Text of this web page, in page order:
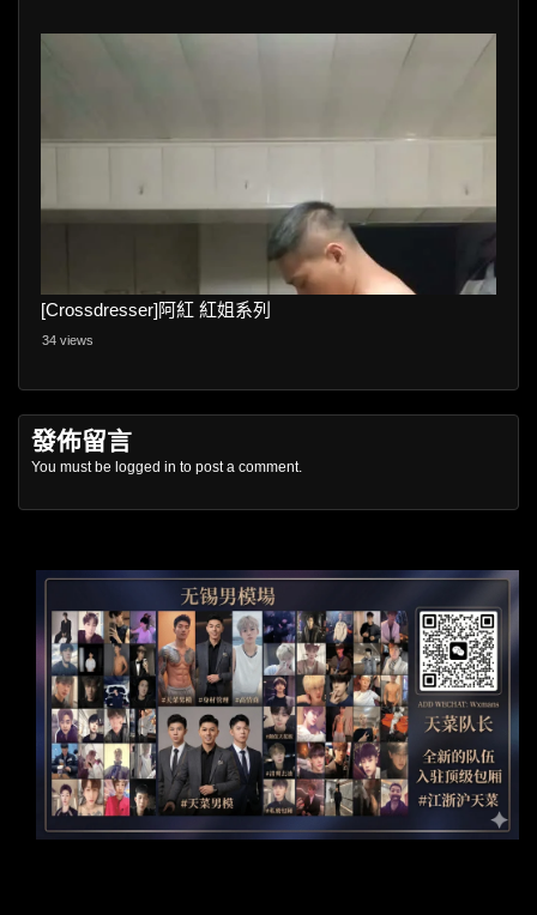
[Crossdresser]阿紅 紅姐系列
34 views
發佈留言
You must be logged in to post a comment.